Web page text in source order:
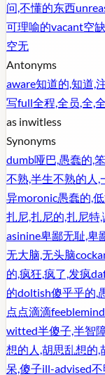
问,不懂的东西
可理喻的vacant空
空无
Antonyms
aware知道的,知道,
写full全程,全员,全,
as inwitless
Synonyms
dumb哑巴,愚蠢的,
不熟,半生不熟的人,
异moronic愚蠢的,
扎尼,扎尼的,扎尼特
asinine卑鄙无耻,卑
无大脑,无头脑
的,疯狂,疯了,发疯
的doltish傻乎乎的,
点点滴滴
witted半傻子,半智
想的人,胡思乱想的,
呆,傻子ill-advised不